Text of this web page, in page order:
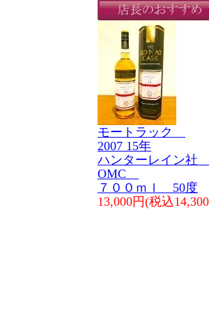
モートラック
2007 15年
ハンターレイン社
OMC
７００ｍｌ 50度
13,000円(税込